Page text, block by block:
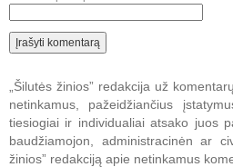
„Šilutės žinios” redakcija už
netinkamus, pažeidžiančius
tiesiogiai ir individualiai atsako juos
baudžiamojon, administracinėn ar
žinios” redakciją apie netinkamus